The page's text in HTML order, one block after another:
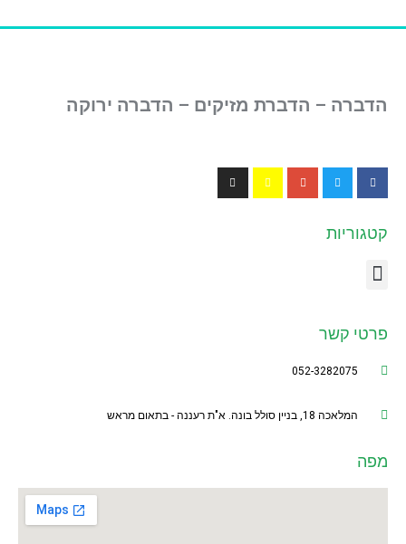
הדברה – הדברת מזיקים – הדברה ירוקה
קטגוריות
פרטי קשר
052-3282075
המלאכה 18, בניין סולל בונה. א"ת רעננה - בתאום מראש
מפה